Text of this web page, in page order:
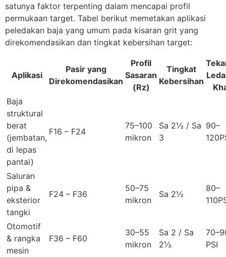
satunya faktor terpenting dalam mencapai profil
permukaan target. Tabel berikut memetakan aplikasi
peledakan baja yang umum pada kisaran grit yang
direkomendasikan dan tingkat kebersihan target:
Aplikasi
Pasir yang
Direkomendasikan
Profil
Sasaran
(Rz)
Tingkat
Kebersihan
Baja
struktural
berat
(jembatan,
di lepas
pantai)
F16 – F24
75–100
mikron
Sa 2½ / Sa
3
90–
Saluran
pipa &
eksterior
tangki
F24 – F36
50–75
mikron
Sa 2½
80–
Otomotif
& rangka
mesin
F36 – F60
30–55
mikron
Sa 2 / Sa
2½
PSI